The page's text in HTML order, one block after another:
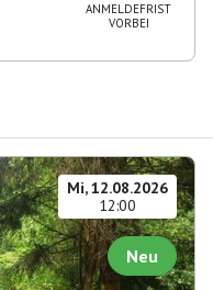
ANMELDEFRIST
VORBEI
Mi, 12.08.2026
12:00
Neu